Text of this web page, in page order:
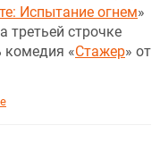
Испытание огнем»
третьей строчке
комедия «Стажер» от